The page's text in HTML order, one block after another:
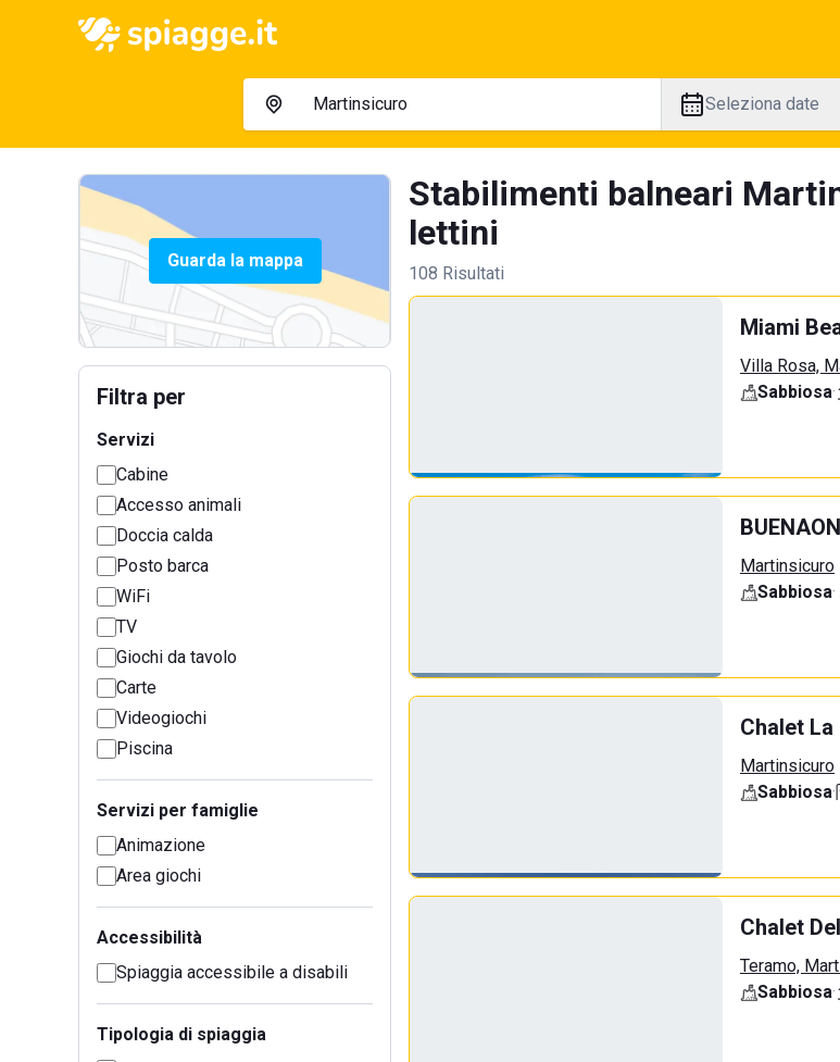
Seleziona date
Guarda la mappa
Filtra per
Servizi
Cabine
Accesso animali
Doccia calda
Posto barca
WiFi
TV
Giochi da tavolo
Carte
Videogiochi
Piscina
Servizi per famiglie
Animazione
Area giochi
Accessibilità
Spiaggia accessibile a disabili
Tipologia di spiaggia
Stabilimenti balneari
lettini
108 Risultati
Miami
Villa Rosa,
Sabbiosa·
Martinsicuro
Sabbiosa·
Chalet La
Martinsicuro
Sabbiosa·
Chalet
Teramo,
Sabbiosa·